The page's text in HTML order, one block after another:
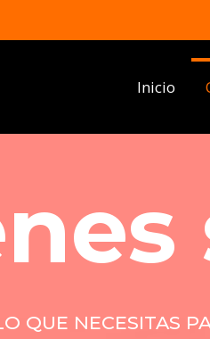
Inicio
QUE NECESITAS